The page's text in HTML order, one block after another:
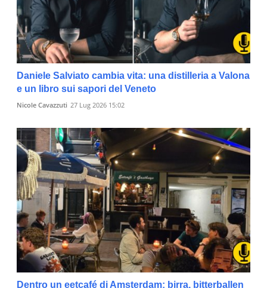
Daniele Salviato cambia vita: una distilleria a Valona
e un libro sui sapori del Veneto
Nicole Cavazzuti 27 Lug 2026 15:02
Dentro un eetcafé di Amsterdam: birra, bitterballen